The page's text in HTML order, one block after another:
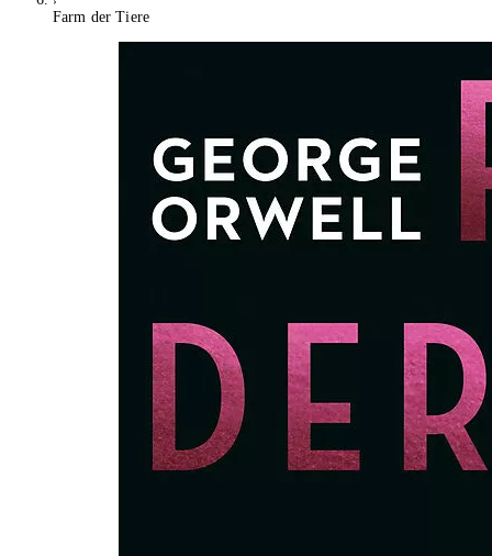
Farm der Tiere